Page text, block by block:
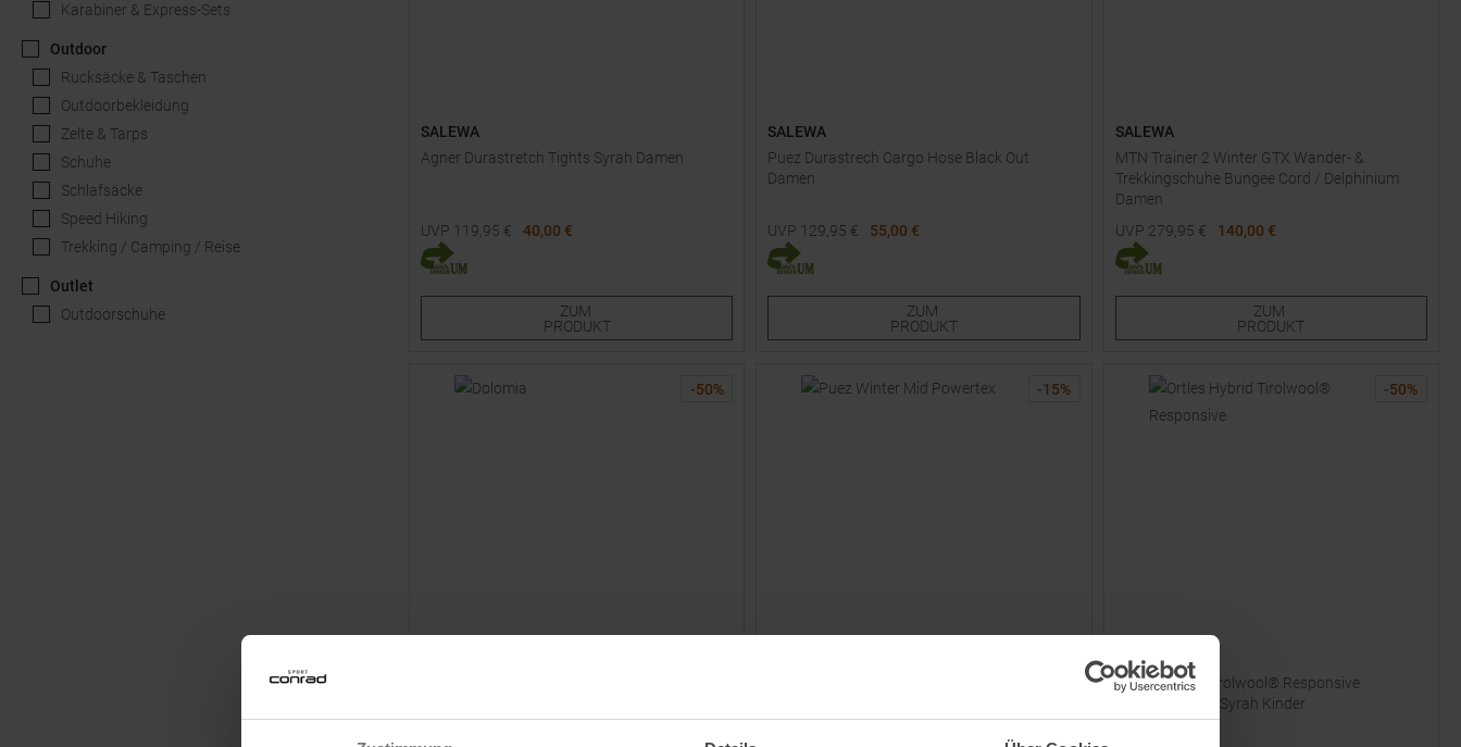
Karabiner & Express-Sets
Outdoor
Rucksäcke & Taschen
Outdoorbekleidung
Zelte & Tarps
Schuhe
Schlafsäcke
Speed Hiking
Trekking / Camping / Reise
Outlet
Outdoorschuhe
SALEWA
Agner Durastretch Tights Syrah Damen
UVP 119,95 €
40,00 €
Verfügbare Größen:
ZUM
PRODUKT
SALEWA
Puez Durastrech Cargo Hose Black Out
Damen
UVP 129,95 €
55,00 €
Verfügbare Größen:
ZUM
PRODUKT
SALEWA
MTN Trainer 2 Winter GTX Wander- &
Trekkingschuhe Bungee Cord / Delphinium
Damen
UVP 279,95 €
140,00 €
Verfügbare Größen:
EU|UK|
38 38,5 39 40 40,5
ZUM
PRODUKT
-50% -15% -50%
SALEWA
Ortles Hybrid Tirolwool® Responsive
Isolationsjacke Syrah Kinder